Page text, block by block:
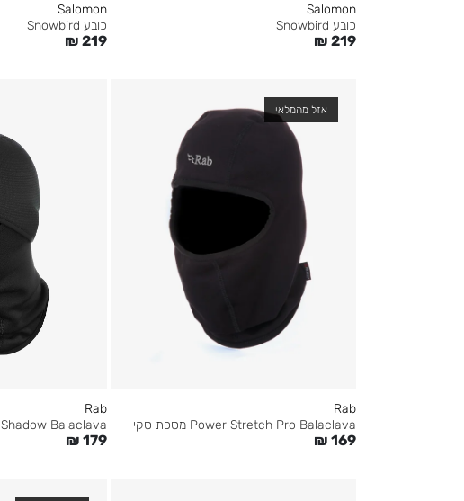
Salomon
כובע Snowbird
₪ 219
Salomon
כובע Snowbird
₪ 219
אזל מהמלאי
Rab
Power Stretch Pro Balaclava מסכת סקי
₪ 169
Rab
Shadow Balaclava מסכת סקי
₪ 179